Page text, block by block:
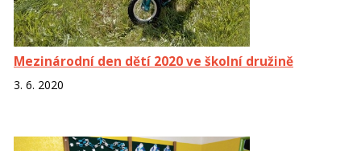
Mezinárodní den dětí 2020 ve školní družině
3. 6. 2020